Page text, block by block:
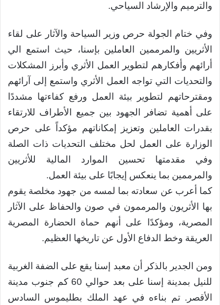
والترميم والإرشاد السياحي.
وفي ختام الجولة حرص وزير السياحة والآثار على لقاء
الأثريين والمرممين العاملين بإسنا، حيث استمع الي
أرائهم وأفكارهم لتطوير العمل الأثري وأبرز المشكلات
والتحديات التي تواجه العمل الأثري واستمع إلى آرائهم
ومقترحاتهم لتطوير بيئة العمل ورفع كفاءتها مشددًا
على أهمية تضافر الجهود بين جميع الأطراف للارتقاء
بقدرات العاملين وتعزيز إمكاناتهم مؤكداً على حرص
الوزارة على العمل لحل مختلف التحديات ذات الصلة
وفي مقدمتها تحسين الموارد المالية للأثريين
والمرممين بما ينعكس إيجابًا على بيئة العمل.
كما أعرب عن سعادته بما لمسه من جهود مخلصة يقوم
بها الأثريون والمرممون في صون والحفاظ على الآثار
المصرية، ومؤكدًا على أنهم حماة الحضارة المصرية
العريقة وخط الدفاع الأول عن تاريخها العظيم.
ومن الجدير بالذكر أن معبد إسنا يقع على الضفة الغربية
للنيل بمدينة إسنا على بعد حوالي 60 كم جنوب مدينة
الأقصر. تم بناءه في عهد الملك بطليموس السادس